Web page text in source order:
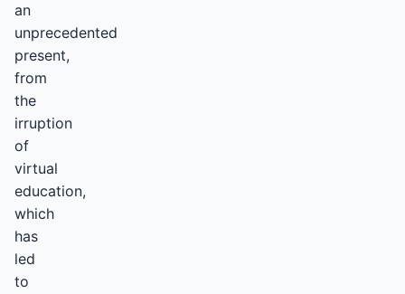
an
unprecedented
present,
from
the
irruption
of
virtual
education,
which
has
led
to